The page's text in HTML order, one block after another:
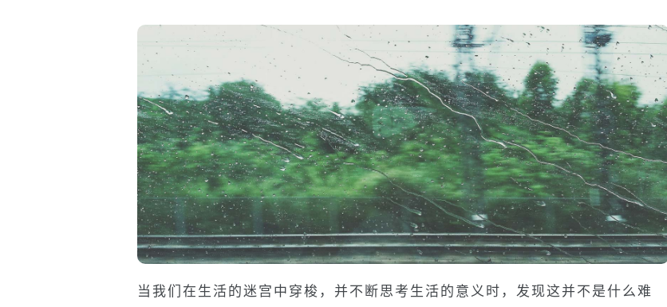
当我们在生活的迷宫中穿梭，并不断思考生活的意义时，发现这并不是什么难